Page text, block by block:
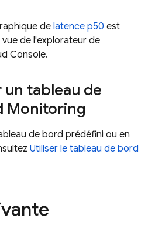
de latence p50 est
de l'explorateur de
Console.
tableau de
Monitoring
de bord prédéfini ou en
Utiliser le tableau de bord